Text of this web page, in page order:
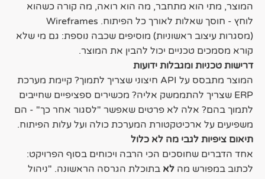
המוצר, מתי הוא מתחבר, מה הוא רואה, מה קורה כשהוא
לוחץ - חוסך שאלות לאורך כל הפיתוח. Wireframes
(מסגרות עיצוב ראשוניות) מוסיפים שכבה נוספת: גם מי שלא
קורא מסמכים טכניים יכול להבין את המוצר.
דרישות טכניות ומגבלות ידועות
המוצר מתבסס על API חיצוני שצריך לתמוך? קיימת מערכת
ERP שצריך להתממשק אליה? מכשירים ספציפיים שחייבים
לתמוך בהם? אלה לא פרטים שאפשר "לסגור אחר כך" - הם
משפיעים על ארכיטקטורת המערכת כולה ועל עלות הפיתוח.
תיאום ציפיות לגבי מה לא כלול
אחד הדברים שחוסכים הכי הרבה ויכוחים בסוף הפרויקט:
לכתוב במפורש מה לא בתוכלת הגרסה הראשונה. "ניהול